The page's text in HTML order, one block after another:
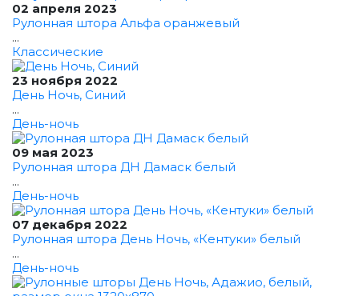
02 апреля 2023
Рулонная штора Альфа оранжевый
...
Классические
23 ноября 2022
День Ночь, Синий
...
День-ночь
09 мая 2023
Рулонная штора ДН Дамаск белый
...
День-ночь
07 декабря 2022
Рулонная штора День Ночь, «Кентуки» белый
...
День-ночь